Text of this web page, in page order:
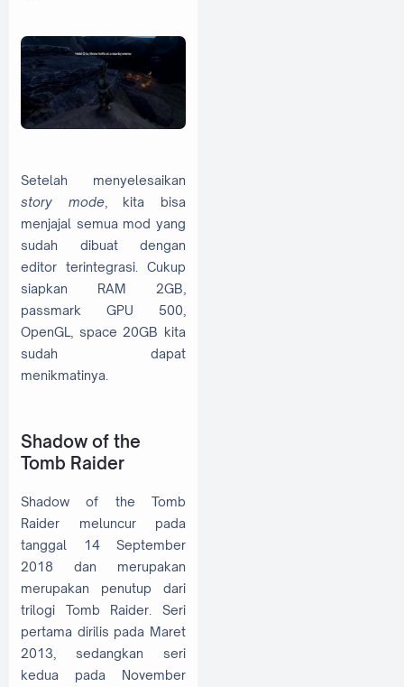
Setelah menyelesaikan
story mode, kita bisa
menjajal semua mod yang
sudah dibuat dengan
editor terintegrasi. Cukup
siapkan RAM 2GB,
passmark GPU 500,
OpenGL, space 20GB kita
sudah dapat
menikmatinya.
Shadow of the
Tomb Raider
Shadow of the Tomb
Raider meluncur pada
tanggal 14 September
2018 dan merupakan
merupakan penutup dari
trilogi Tomb Raider. Seri
pertama dirilis pada Maret
2013, sedangkan seri
kedua pada November